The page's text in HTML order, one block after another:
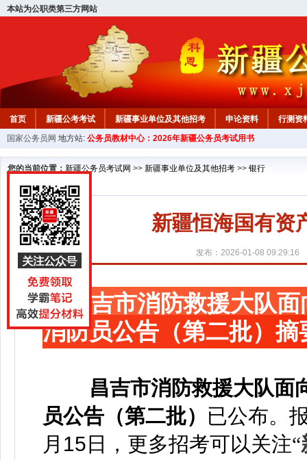
本站为公职类第三方网站
首页 新疆公考考试 新疆事业单位及其他招考 申论资料 行测资
新疆公务员行测试题 在线咨询 教材中心
国家公务员网 地方站: 公务员教材中心：2026年新疆公务员考试用书
您的当前位置： 新疆公务员考试网 >> 新疆事业单位及其他招考 >> 银行
新疆恒海国有资
发布：2026-01-08 09:29:16
昌吉市消防救援大队
消防员公告（第二批）摘
昌吉市消防救援大队面
员公告（第二批） 已公布。
月15日， 更多招考可以关注“